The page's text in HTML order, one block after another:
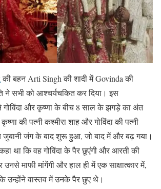
की बहन Arti Singh की शादी में Govinda की
ने सभी को आश्चर्यचकित कर दिया। इस
और कृष्णा के बीच 8 साल के झगड़े का अंत
की पत्नी कश्मीरा शाह और गोविंदा की पत्नी
जंग के बाद शुरू हुआ, जो बाद में और बढ़ गया।
था कि वह गोविंदा के पैर छूएंगी और आरती की
उनसे माफी मांगेंगी और हाल ही में एक साक्षात्कार में,
उन्होंने वास्तव में उनके पैर छुए थे।